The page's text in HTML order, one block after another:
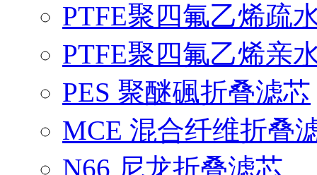
PTFE聚四氟乙烯疏
PTFE聚四氟乙烯亲
PES 聚醚碸折叠滤芯
MCE 混合纤维折叠
N66 尼龙折叠滤芯